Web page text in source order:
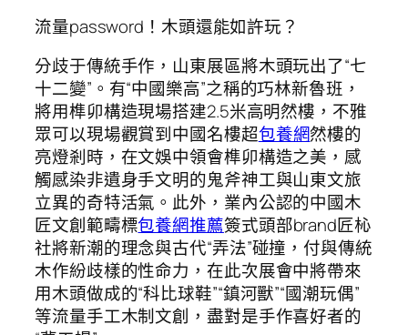
流量password！木頭還能如許玩？
分歧于傳統手作，山東展區將木頭玩出了“七
十二變”。有“中國樂高”之稱的巧林新魯班，
將用榫卯構造現場搭建2.5米高明然樓，不雅
眾可以現場觀賞到中國名樓超包養網然樓的
亮燈剎時，在文娛中領會榫卯構造之美，感
觸感染非遺身手文明的鬼斧神工與山東文旅
立異的奇特活氣。此外，業內公認的中國木
匠文創範疇標包養網推薦簽式頭部brand匠杺
社將新潮的理念與古代“弄法”碰撞，付與傳統
木作紛歧樣的性命力，在此次展會中將帶來
用木頭做成的“科比球鞋”“鎮河獸”“國潮玩偶”
等流量手工木制文創，盡對是手作喜好者的